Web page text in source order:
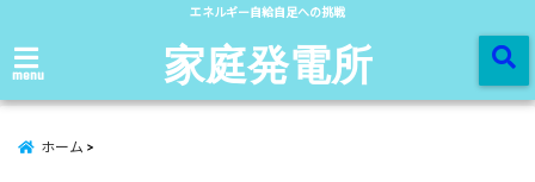
エネルギー自給自足への挑戦
menu 家庭発電所
ホーム